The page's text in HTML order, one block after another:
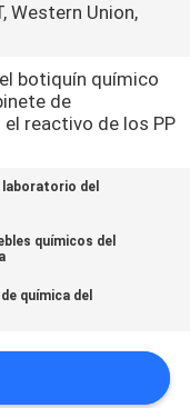
Western Union,
botiquín químico
de
reactivo de los PP
laboratorio del
químicos del
química del